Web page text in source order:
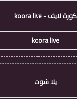
كورة لايف - koora live
koora live
يلا شوت